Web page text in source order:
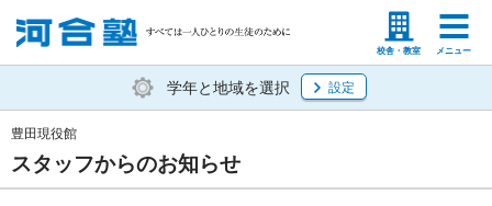
校舎・教室 メニュー
塾生の方 高等学校の先生
学年と地域を選択 設定
スタッフからのお知らせ
豊田現役館